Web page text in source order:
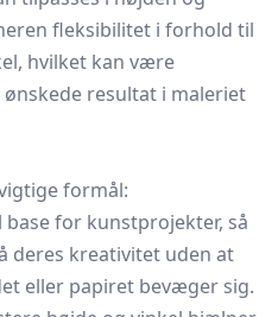
fleksibilitet i forhold til
hvilket kan være
resultat i maleriet
formål:
base for kunstprojekter, så
deres kreativitet uden at
eller papiret bevæger sig.